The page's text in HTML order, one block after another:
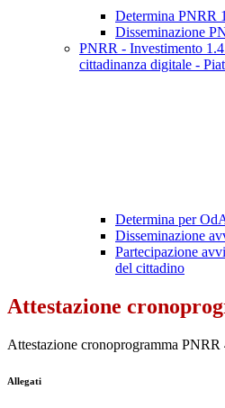
Determina PNRR
Disseminazione
PNRR - Investimento
cittadinanza digitale -
Determina per
Disseminazione
Partecipazione
del cittadino
Attestazione
Attestazione cronoprogramma PNRR
Allegati